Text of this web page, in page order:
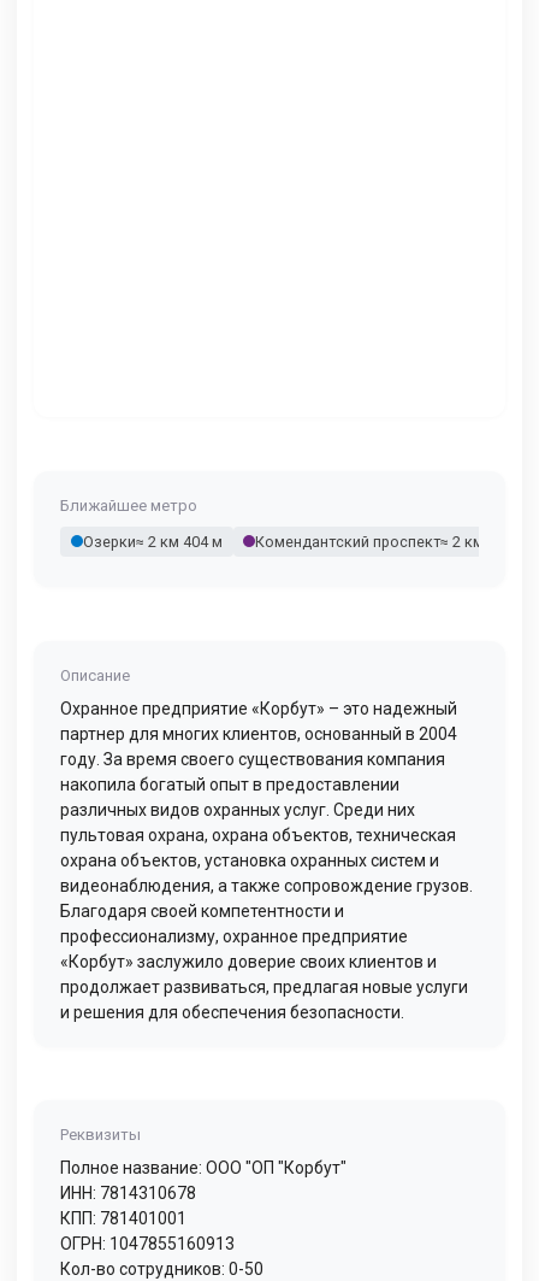
Ближайшее метро
Озерки≈ 2 км 404 м Комендантский проспект≈ 2 км 696 м
Описание
Охранное предприятие «Корбут» – это надежный
партнер для многих клиентов, основанный в 2004
году. За время своего существования компания
накопила богатый опыт в предоставлении
различных видов охранных услуг. Среди них
пультовая охрана, охрана объектов, техническая
охрана объектов, установка охранных систем и
видеонаблюдения, а также сопровождение грузов.
Благодаря своей компетентности и
профессионализму, охранное предприятие
«Корбут» заслужило доверие своих клиентов и
продолжает развиваться, предлагая новые услуги
и решения для обеспечения безопасности.
Реквизиты
Полное название: ООО "ОП "Корбут"
ИНН: 7814310678
КПП: 781401001
ОГРН: 1047855160913
Кол-во сотрудников: 0-50